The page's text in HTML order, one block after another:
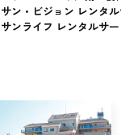
サン・ビジョン レンタ
サンライフ レンタルサ